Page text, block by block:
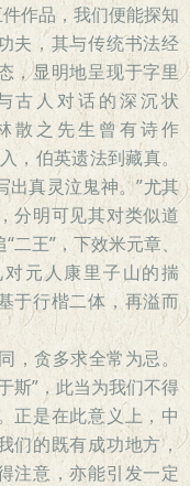
作品，我们便能探知
夫，其与传统书法经
，显明地呈现于字里
古人对话的深沉状
散之先生曾有诗作
，伯英遗法到藏真。
出真灵泣鬼神。”尤其
分明可见其对类似道
二王”，下效米元章、
元人康里子山的揣
于行楷二体，再溢而
贪多求全常为忌。
斯”，此当为我们不得
正是在此意义上，中
们的既有成功地方，
注意，亦能引发一定